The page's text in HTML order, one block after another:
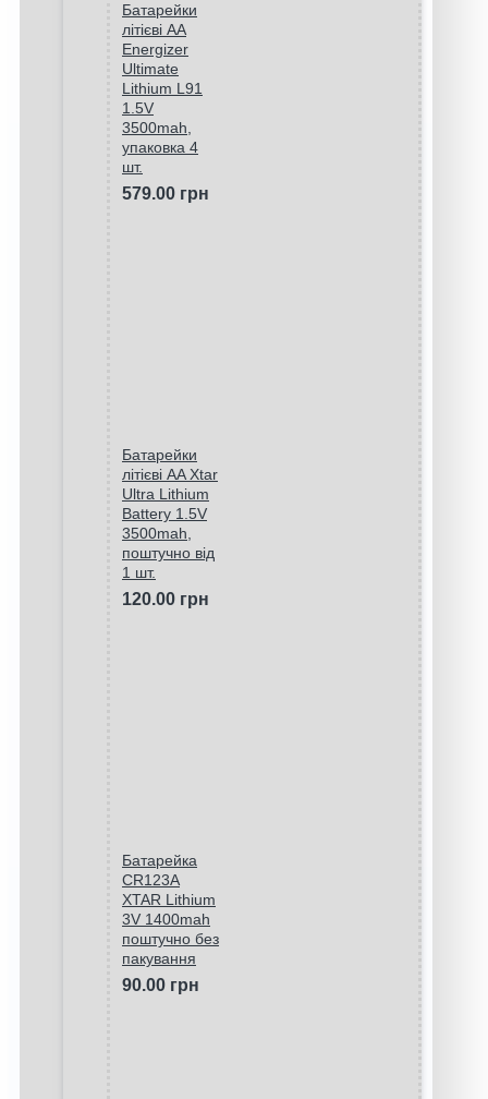
Батарейки
літієві AA
Energizer
Ultimate
Lithium L91
1.5V
3500mah,
упаковка 4
шт.
579.00 грн
Батарейки
літієві AA Xtar
Ultra Lithium
Battery 1.5V
3500mah,
поштучно від
1 шт.
120.00 грн
Батарейка
CR123A
XTAR Lithium
3V 1400mah
поштучно без
пакування
90.00 грн